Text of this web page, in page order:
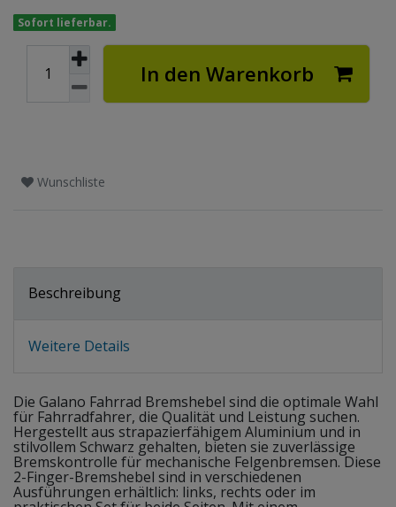
Sofort lieferbar.
In den Warenkorb
Wunschliste
Beschreibung
Weitere Details
Die Galano Fahrrad Bremshebel sind die optimale Wahl
für Fahrradfahrer, die Qualität und Leistung suchen.
Hergestellt aus strapazierfähigem Aluminium und in
stilvollem Schwarz gehalten, bieten sie zuverlässige
Bremskontrolle für mechanische Felgenbremsen. Diese
2-Finger-Bremshebel sind in verschiedenen
Ausführungen erhältlich: links, rechts oder im